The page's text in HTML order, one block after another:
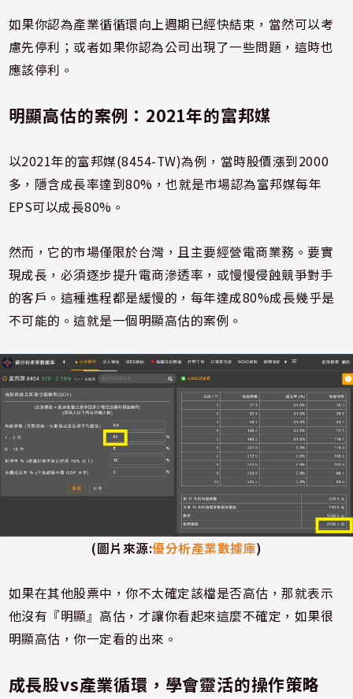
如果你認為產業循循環向上週期已經快結束，當然可以考
慮先停利；或者如果你認為公司出現了一些問題，這時也
應該停利。
明顯高估的案例：2021年的富邦媒
以2021年的富邦媒(8454-TW)為例，當時股價漲到2000
多，隱含成長率達到80%，也就是市場認為富邦媒每年
EPS可以成長80%。
然而，它的市場僅限於台灣，且主要經營電商業務。要實
現成長，必須逐步提升電商滲透率，或慢慢侵蝕競爭對手
的客戶。這種進程都是緩慢的，每年達成80%成長幾乎是
不可能的。這就是一個明顯高估的案例。
(圖片來源:優分析產業數據庫)
如果在其他股票中，你不太確定該檔是否高估，那就表示
他沒有『明顯』高估，才讓你看起來這麼不確定，如果很
明顯高估，你一定看的出來。
成長股vs產業循環，學會靈活的操作策略